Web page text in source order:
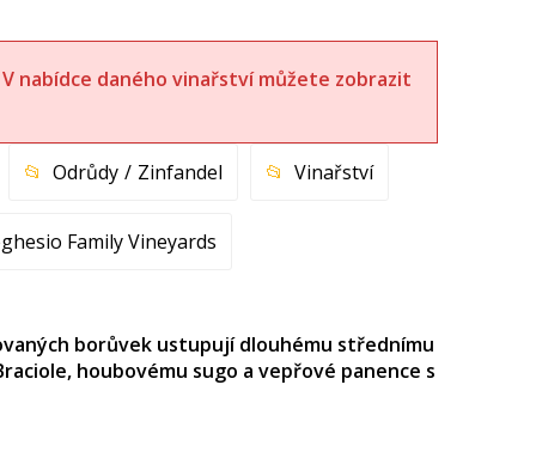
nabídce daného vinařství můžete zobrazit
Odrůdy Zinfandel Vinařství
Family Vineyards
borůvek ustupují dlouhému střednímu
houbovému sugo a vepřové panence s